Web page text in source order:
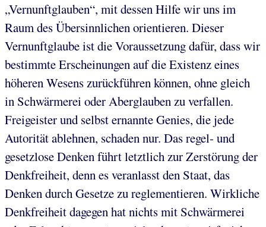
„Vernunftglauben“, mit dessen Hilfe wir uns im
Raum des Übersinnlichen orientieren. Dieser
Vernunftglaube ist die Voraussetzung dafür, dass wir
bestimmte Erscheinungen auf die Existenz eines
höheren Wesens zurückführen können, ohne gleich
in Schwärmerei oder Aberglauben zu verfallen.
Freigeister und selbst ernannte Genies, die jede
Autorität ablehnen, schaden nur. Das regel- und
gesetzlose Denken führt letztlich zur Zerstörung der
Denkfreiheit, denn es veranlasst den Staat, das
Denken durch Gesetze zu reglementieren. Wirkliche
Denkfreiheit dagegen hat nichts mit Schwärmerei